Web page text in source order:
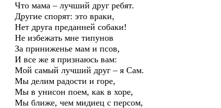
Что мама – лучший друг ребят.
Другие спорят: это враки,
Нет друга преданней собаки!
Не избежать мне типунов
За приниженье мам и псов,
И все же я признаюсь вам:
Мой самый лучший друг – я Сам.
Мы делим радости и горе,
Мы в унисон поем, как в хоре,
Мы ближе, чем мидиец с персом,